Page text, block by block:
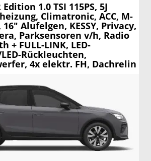
Edition 1.0 TSI 115PS, 5J
Climatronic, ACC, M-
Alufelgen, KESSY, Privacy,
Parksensoren v/h, Radio
+ FULL-LINK, LED-
Rückleuchten,
4x elektr. FH, Dachrelin